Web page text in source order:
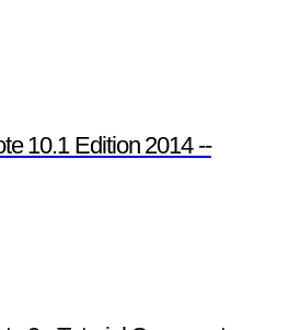
-- Samsung
10.1 Edition 2014 --